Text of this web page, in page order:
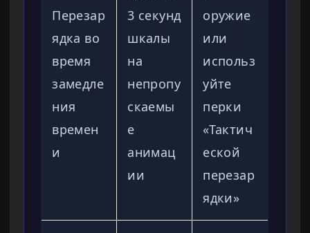
Перезар
ядка во
время
замедле
ния
времен
и
3 секунд
шкалы
на
непропу
скаемы
е
анимац
ии
оружие
или
использ
уйте
перки
«Тактич
еской
перезар
ядки»